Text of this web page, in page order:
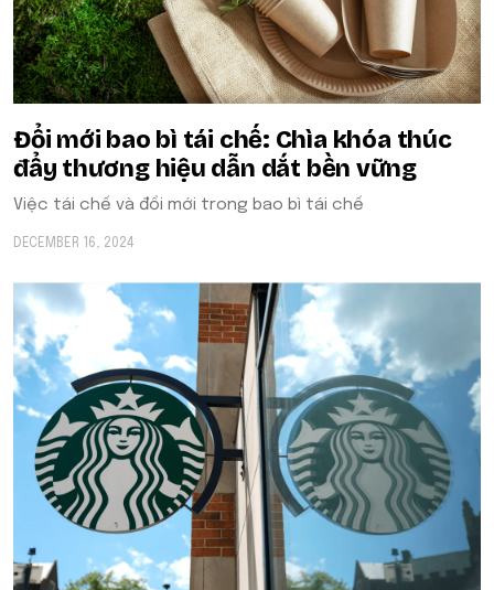
Đổi mới bao bì tái chế: Chìa khóa thúc
đẩy thương hiệu dẫn dắt bền vững
Việc tái chế và đổi mới trong bao bì tái chế
DECEMBER 16, 2024